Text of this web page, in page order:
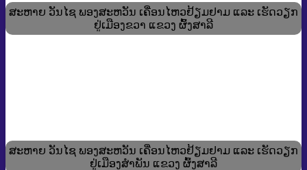
ສະຫາຍ ວັນໄຊ ພອງສະຫວັນ ເຄື່ອນໄຫວຢ້ຽມຢາມ ແລະ ເຮັດວຽກ
ຢູ່ເມືອງຂວາ ແຂວງ ຜົ້ງສາລີ
ສະຫາຍ ວັນໄຊ ພອງສະຫວັນ ເຄື່ອນໄຫວຢ້ຽມຢາມ ແລະ ເຮັດວຽກ
ຢູ່ເມືອງສຳພັນ ແຂວງ ຜົ້ງສາລີ